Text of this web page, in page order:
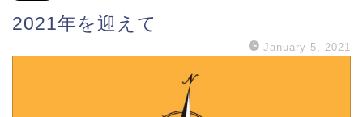
2021年を迎えて
January 5, 2021